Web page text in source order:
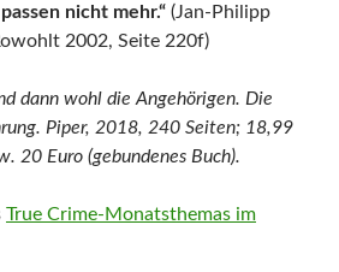
nicht mehr.“ (Jan-Philipp
2002, Seite 220f)
dann wohl die Angehörigen. Die
Piper, 2018, 240 Seiten; 18,99
20 Euro (gebundenes Buch).
True Crime-Monatsthemas im